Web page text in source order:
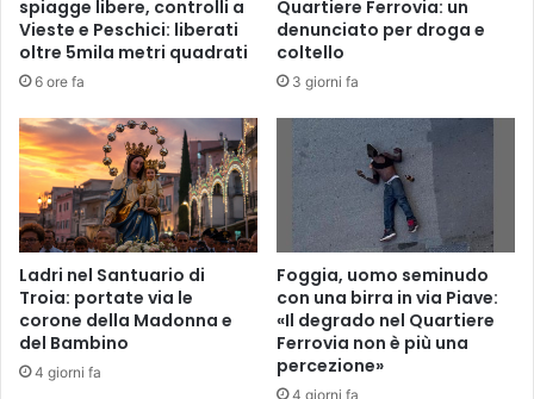
i
s
o
l
a
,
i
c
o
v
e
r
a
o
a
i
o
o
l
p
i
t
o
a
spiagge libere, controlli a
Vieste e Peschici: liberati
oltre 5mila metri quadrati
6 ore fa
Quartiere Ferrovia: un
denunciato per droga e
coltello
3 giorni fa
Ladri nel Santuario di
Troia: portate via le
corone della Madonna e
del Bambino
4 giorni fa
Foggia, uomo seminudo
con una birra in via Piave:
«Il degrado nel Quartiere
Ferrovia non è più una
percezione»
4 giorni fa